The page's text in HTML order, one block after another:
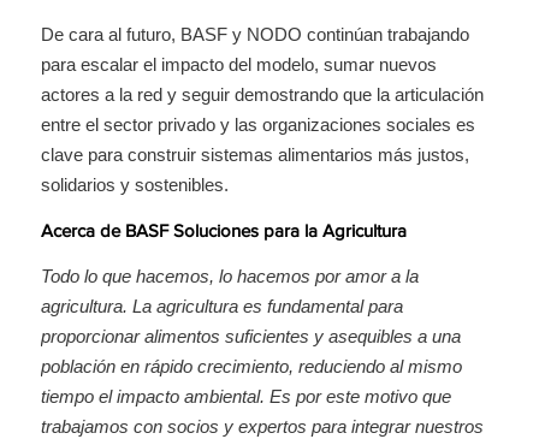
De cara al futuro, BASF y NODO continúan trabajando
para escalar el impacto del modelo, sumar nuevos
actores a la red y seguir demostrando que la articulación
entre el sector privado y las organizaciones sociales es
clave para construir sistemas alimentarios más justos,
solidarios y sostenibles.
Acerca de BASF Soluciones para la Agricultura
Todo lo que hacemos, lo hacemos por amor a la
agricultura. La agricultura es fundamental para
proporcionar alimentos suficientes y asequibles a una
población en rápido crecimiento, reduciendo al mismo
tiempo el impacto ambiental. Es por este motivo que
trabajamos con socios y expertos para integrar nuestros